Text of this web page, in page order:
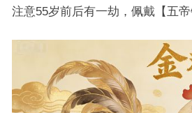
注意55岁前后有一劫，佩戴【五帝